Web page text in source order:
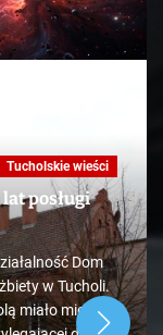
Tucholskie wieści
posługi
Dom
w Tucholi.
miało miejsce